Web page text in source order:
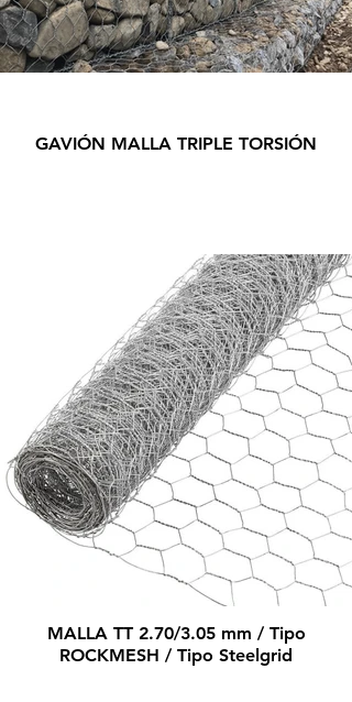
GAVIÓN MALLA TRIPLE TORSIÓN
MALLA TT 2.70/3.05 mm / Tipo
ROCKMESH / Tipo Steelgrid